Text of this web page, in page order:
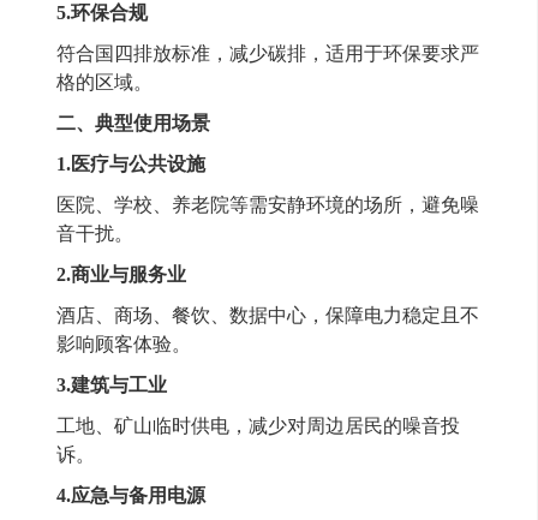
5.环保合规
符合国四排放标准，减少碳排，适用于环保要求严
格的区域。
二、典型使用场景
1.医疗与公共设施
医院、学校、养老院等需安静环境的场所，避免噪
音干扰。
2.商业与服务业
酒店、商场、餐饮、数据中心，保障电力稳定且不
影响顾客体验。
3.建筑与工业
工地、矿山临时供电，减少对周边居民的噪音投
诉。
4.应急与备用电源